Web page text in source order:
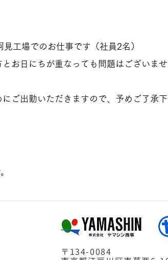
工場でのお仕事です（社員2名）
お日にちが重なっても問題はございま
ご出勤いただきますので、予めご了承
〒134-0084